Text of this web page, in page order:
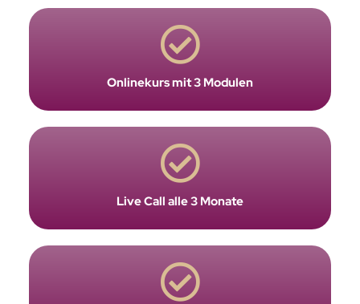
Onlinekurs mit 3 Modulen
Live Call alle 3 Monate